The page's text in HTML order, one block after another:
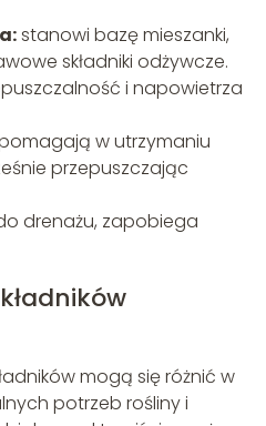
stanowi bazę mieszanki,
składniki odżywcze.
i napowietrza
w utrzymaniu
przepuszczając
drenażu, zapobiega
mogą się różnić w
potrzeb rośliny i